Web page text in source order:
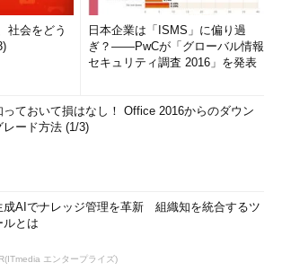
社会をどう
日本企業は「ISMS」に偏り過
ぎ？――PwCが「グローバル情報
セキュリティ調査 2016」を発表
っておいて損はなし！ Office 2016からのダウン
レード方法 (1/3)
成AIでナレッジ管理を革新 組織知を統合するツ
ルとは
エンタープライズ)